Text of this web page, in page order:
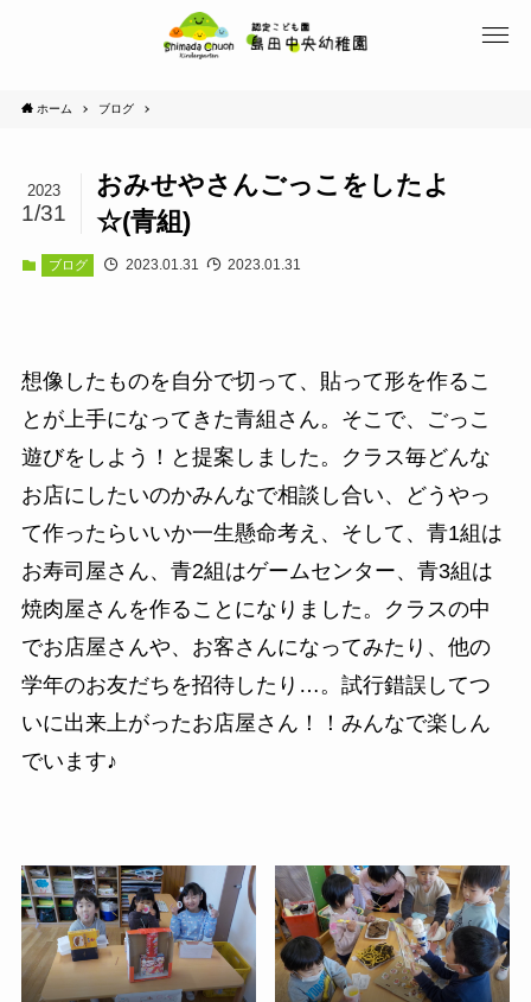
ホーム ブログ
おみせやさんごっこをしたよ
☆(青組)
2023
1/31
ブログ 2023.01.31 2023.01.31
想像したものを自分で切って、貼って形を作るこ
とが上手になってきた青組さん。そこで、ごっこ
遊びをしよう！と提案しました。クラス毎どんな
お店にしたいのかみんなで相談し合い、どうやっ
て作ったらいいか一生懸命考え、そして、青1組は
お寿司屋さん、青2組はゲームセンター、青3組は
焼肉屋さんを作ることになりました。クラスの中
でお店屋さんや、お客さんになってみたり、他の
学年のお友だちを招待したり…。試行錯誤してつ
いに出来上がったお店屋さん！！みんなで楽しん
でいます♪